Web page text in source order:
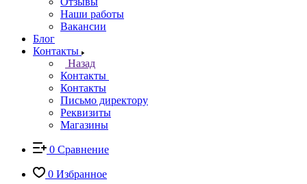
Наши работы
Вакансии
Блог
Контакты
Назад
Контакты
Контакты
Письмо директору
Реквизиты
Магазины
0 Сравнение
0 Избранное